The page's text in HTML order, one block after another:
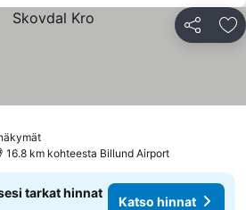
Jaa
16.8 km kohteesta Billund Airport
tarkat hinnat
Katso hinnat